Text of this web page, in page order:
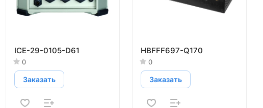
ICE-29-0105-D61
0
Заказать
HBFFF697-Q170
0
Заказать